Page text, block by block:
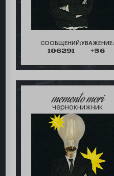
СООБЩЕНИЙ:
106291
УВАЖЕНИЕ:
+56
memento mori
чернокнижник